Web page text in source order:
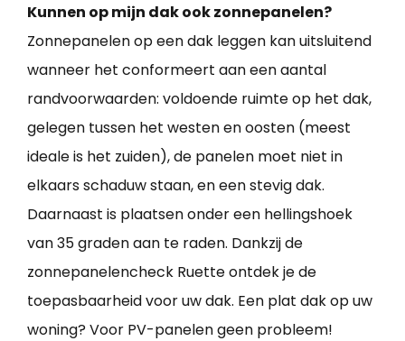
Kunnen op mijn dak ook zonnepanelen?
Zonnepanelen op een dak leggen kan uitsluitend
wanneer het conformeert aan een aantal
randvoorwaarden: voldoende ruimte op het dak,
gelegen tussen het westen en oosten (meest
ideale is het zuiden), de panelen moet niet in
elkaars schaduw staan, en een stevig dak.
Daarnaast is plaatsen onder een hellingshoek
van 35 graden aan te raden. Dankzij de
zonnepanelencheck Ruette ontdek je de
toepasbaarheid voor uw dak. Een plat dak op uw
woning? Voor PV-panelen geen probleem!